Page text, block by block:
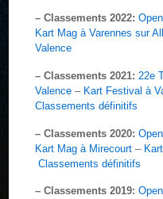
– Classements 2022:
Kart Mag à Varennes sur
Valence
– Classements 2021: 22e
Valence – Kart Festival à
Classements définitifs
– Classements 2020:
Kart Mag à Mirecourt –
Classements définitifs
– Classements 2019: